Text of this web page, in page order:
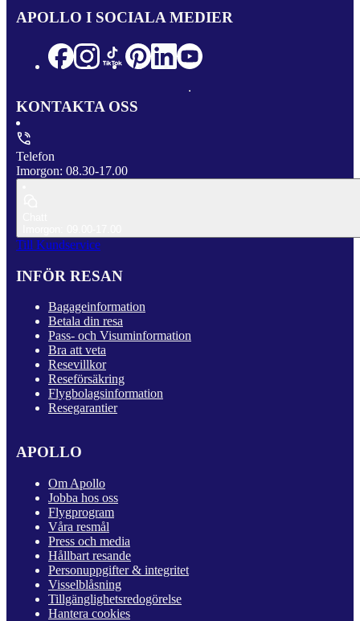
APOLLO I SOCIALA MEDIER
KONTAKTA OSS
Telefon
Imorgon: 08.30-17.00
Till Kundservice
INFÖR RESAN
Bagageinformation
Betala din resa
Pass- och Visuminformation
Bra att veta
Resevillkor
Reseförsäkring
Flygbolagsinformation
Resegarantier
APOLLO
Om Apollo
Jobba hos oss
Flygprogram
Våra resmål
Press och media
Hållbart resande
Personuppgifter & integritet
Visselblåsning
Tillgänglighetsredogörelse
Hantera cookies